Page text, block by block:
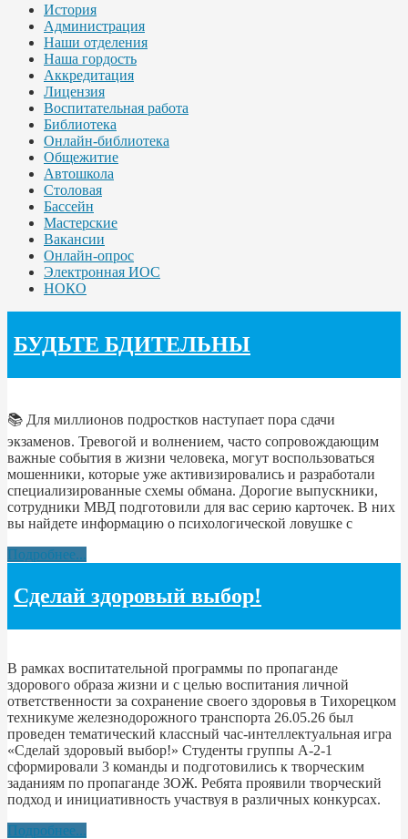
История
Администрация
Наши отделения
Наша гордость
Аккредитация
Лицензия
Воспитательная работа
Библиотека
Онлайн-библиотека
Общежитие
Автошкола
Столовая
Бассейн
Мастерские
Вакансии
Онлайн-опрос
Электронная ИОС
НОКО
БУДЬТЕ БДИТЕЛЬНЫ
📚 Для миллионов подростков наступает пора сдачи
экзаменов. Тревогой и волнением, часто сопровождающим
важные события в жизни человека, могут воспользоваться
мошенники, которые уже активизировались и разработали
специализированные схемы обмана. Дорогие выпускники,
сотрудники МВД подготовили для вас серию карточек. В них
вы найдете информацию о психологической ловушке с
Подробнее...
Сделай здоровый выбор!
В рамках воспитательной программы по пропаганде
здорового образа жизни и с целью воспитания личной
ответственности за сохранение своего здоровья в Тихорецком
техникуме железнодорожного транспорта 26.05.26 был
проведен тематический классный час-интеллектуальная игра
«Сделай здоровый выбор!» Студенты группы А-2-1
сформировали 3 команды и подготовились к творческим
заданиям по пропаганде ЗОЖ. Ребята проявили творческий
подход и инициативность участвуя в различных конкурсах.
Подробнее...